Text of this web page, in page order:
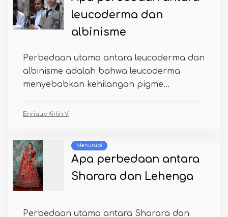
leucoderma dan
albinisme
Perbedaan utama antara leucoderma dan
albinisme adalah bahwa leucoderma
menyebabkan kehilangan pigme...
Enrique Kirlin V
Menutupi
Apa perbedaan antara
Sharara dan Lehenga
Perbedaan utama antara Sharara dan